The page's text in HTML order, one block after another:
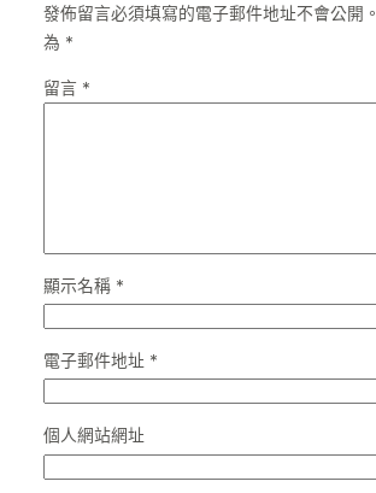
發佈留言必須填寫的電子郵件地址不會公開。
為 *
留言 *
顯示名稱 *
電子郵件地址 *
個人網站網址